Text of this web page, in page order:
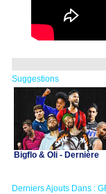
Suggestions
Bigflo & Oli - Dernière
Derniers Ajouts Dans :